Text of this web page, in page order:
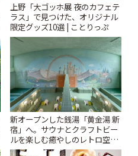
上野「大ゴッホ展 夜のカフェテ
ラス」で見つけた、オリジナル
限定グッズ10選 | ことりっぷ
新オープンした銭湯「黄金湯 新
宿」へ。サウナとクラフトビー
ルを楽しむ癒やしのレトロ空間
| ことりっぷ